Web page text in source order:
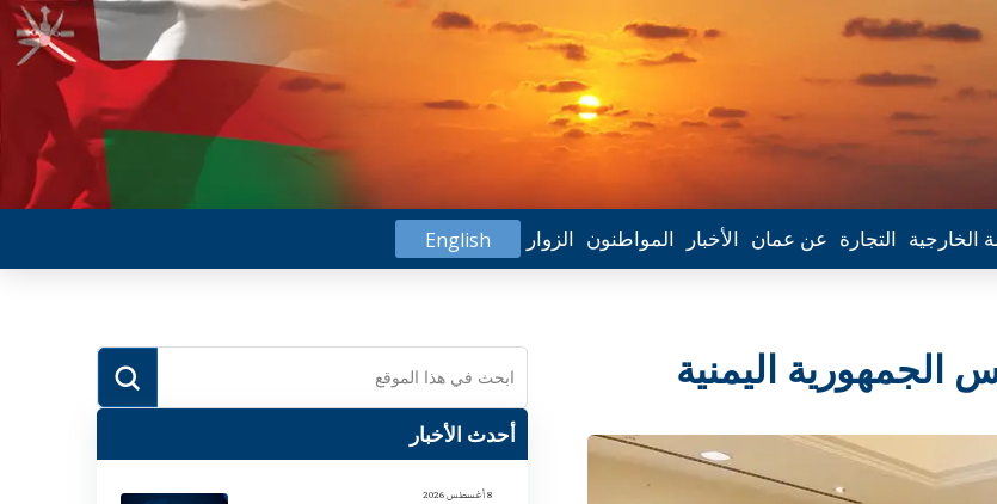
English الزوار المواطنون الأخبار عن عمان التجارة الخارجية
الجمهورية اليمنية
Search
Submit
أحدث الأخبار
8 أغسطس 2026